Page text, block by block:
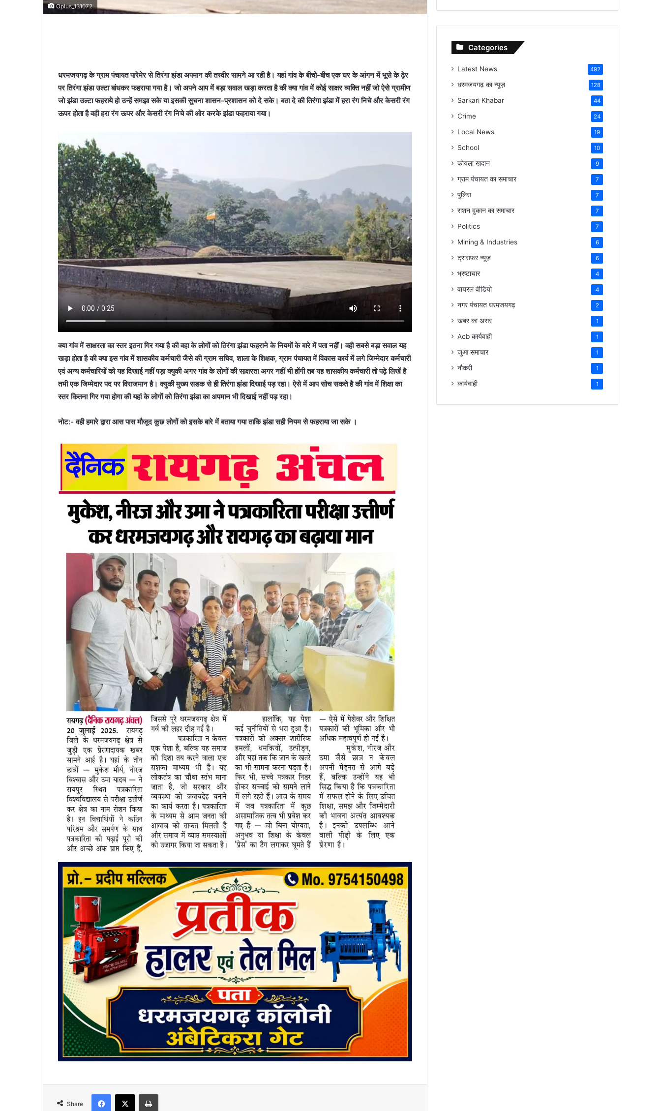
Oplus_131072
धरमजयगढ़ के ग्राम पंचायत पारेमेर से तिरंगा झंडा अपमान की तस्वीर सामने आ रही है। यहां गांव के बीचो-बीच एक घर के आंगन में भूसे के ढ़ेर
पर तिरंगा झंडा उल्टा बांधकर फहराया गया है। जो अपने आप में बड़ा सवाल खड़ा करता है की क्या गांव में कोई साक्षर व्यक्ति नहीं जो ऐसे ग्रामीण
जो झंडा उल्टा फहराये हो उन्हें समझा सके या इसकी सुचना शासन-प्रशासन को दे सके। बता दे की तिरंगा झंडा में हरा रंग निचे और केसरी रंग
ऊपर होता है वही हरा रंग ऊपर और केसरी रंग निचे की ओर करके झंडा फहराया गया।
क्या गांव में साक्षरता का स्तर इतना गिर गया है की वहा के लोगों को तिरंगा झंडा फहराने के नियमों के बारे में पता नहीं। वही सबसे बड़ा सवाल यह
खड़ा होता है की क्या इस गांव में शासकीय कर्मचारी जैसे की ग्राम सचिव, शाला के शिक्षक, ग्राम पंचायत में विकास कार्य में लगे जिम्मेदार कर्मचारी
एवं अन्य कर्मचारियों को यह दिखाई नहीं पड़ा क्युकी अगर गांव के लोगों की साक्षरता अगर नहीं भी होंगी तब यह शासकीय कर्मचारी तो पढ़े लिखें है
तभी एक जिम्मेदार पद पर विराजमान है। क्युकी मुख्य सडक से ही तिरंगा झंडा दिखाई पड़ रहा। ऐसे में आप सोच सकते है की गांव में शिक्षा का
स्तर कितना गिर गया होगा की यहां के लोगों को तिरंगा झंडा का अपमान भी दिखाई नहीं पड़ रहा।
नोट:- वही हमारे द्वारा आस पास मौजूद कुछ लोगों को इसके बारे में बताया गया ताकि झंडा सही नियम से फहराया जा सके ।
Share
Facebook
X Print
Categories
Latest News 492
धरमजयगढ़ का न्यूज़ 128
Sarkari Khabar 44
Crime 24
Local News 19
School 10
कोयला खदान 9
ग्राम पंचायत का समाचार 7
पुलिस 7
राशन दुकान का समाचार 7
Politics 7
Mining & Industries 6
ट्रांसफर न्यूज़ 6
भ्रष्टाचार 4
वायरल वीडियो 4
नगर पंचायत धरमजयगढ़ 2
खबर का असर 1
Acb कार्यवाही 1
जुआ समाचार 1
नौकरी 1
कार्यवाही 1